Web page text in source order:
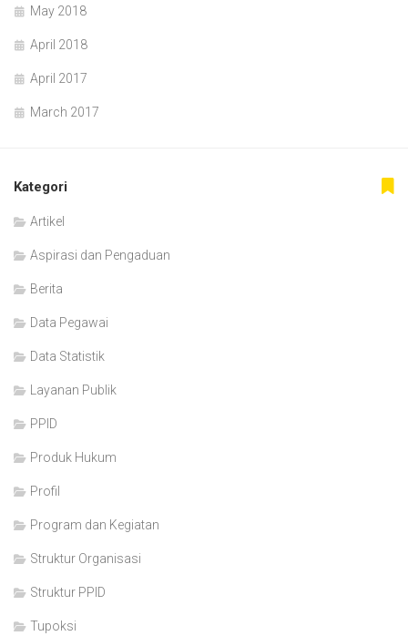
May 2018
April 2018
April 2017
March 2017
Kategori
Artikel
Aspirasi dan Pengaduan
Berita
Data Pegawai
Data Statistik
Layanan Publik
PPID
Produk Hukum
Profil
Program dan Kegiatan
Struktur Organisasi
Struktur PPID
Tupoksi